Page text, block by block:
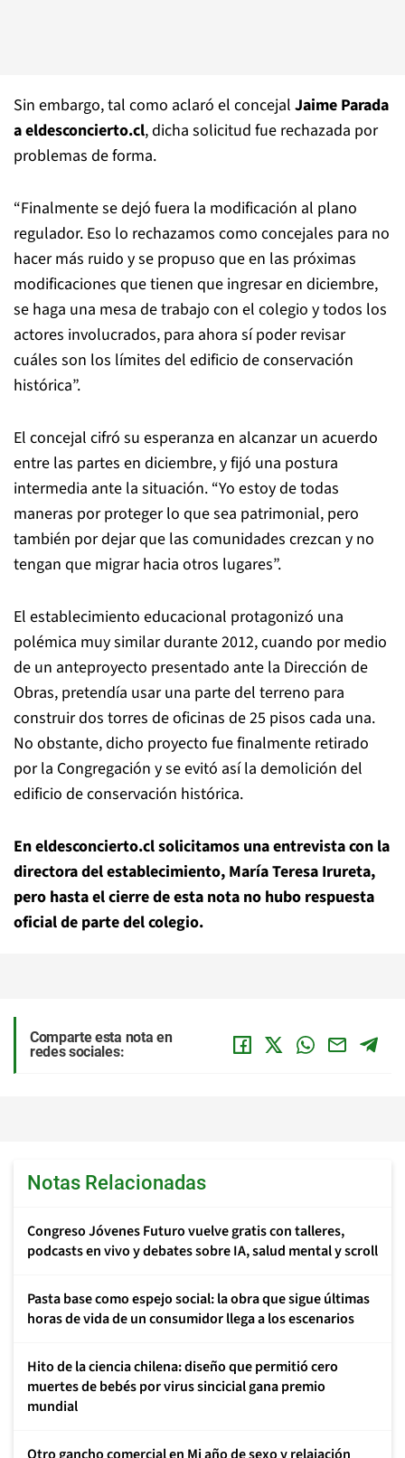
Sin embargo, tal como aclaró el concejal Jaime Parada
a eldesconcierto.cl, dicha solicitud fue rechazada por
problemas de forma.
“Finalmente se dejó fuera la modificación al plano
regulador. Eso lo rechazamos como concejales para no
hacer más ruido y se propuso que en las próximas
modificaciones que tienen que ingresar en diciembre,
se haga una mesa de trabajo con el colegio y todos los
actores involucrados, para ahora sí poder revisar
cuáles son los límites del edificio de conservación
histórica”.
El concejal cifró su esperanza en alcanzar un acuerdo
entre las partes en diciembre, y fijó una postura
intermedia ante la situación. “Yo estoy de todas
maneras por proteger lo que sea patrimonial, pero
también por dejar que las comunidades crezcan y no
tengan que migrar hacia otros lugares”.
El establecimiento educacional protagonizó una
polémica muy similar durante 2012, cuando por medio
de un anteproyecto presentado ante la Dirección de
Obras, pretendía usar una parte del terreno para
construir dos torres de oficinas de 25 pisos cada una.
No obstante, dicho proyecto fue finalmente retirado
por la Congregación y se evitó así la demolición del
edificio de conservación histórica.
En eldesconcierto.cl solicitamos una entrevista con la
directora del establecimiento, María Teresa Irureta,
pero hasta el cierre de esta nota no hubo respuesta
oficial de parte del colegio.
Comparte esta nota en
redes sociales:
Notas Relacionadas
Congreso Jóvenes Futuro vuelve gratis con talleres,
podcasts en vivo y debates sobre IA, salud mental y scroll
Pasta base como espejo social: la obra que sigue últimas
horas de vida de un consumidor llega a los escenarios
Hito de la ciencia chilena: diseño que permitió cero
muertes de bebés por virus sincicial gana premio
mundial